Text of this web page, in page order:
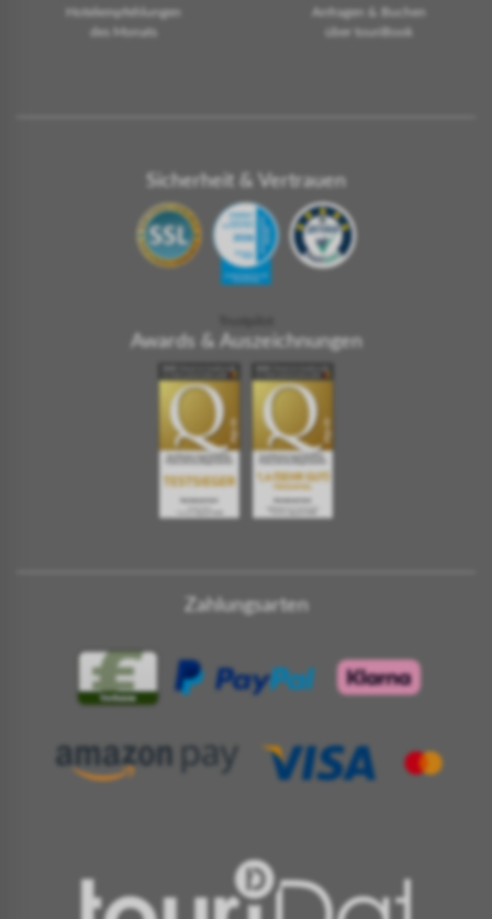
Hotelempfehlungen
des Monats
Anfragen & Buchen
über touriBook
Sicherheit & Vertrauen
Awards & Auszeichnungen
Zahlungsarten